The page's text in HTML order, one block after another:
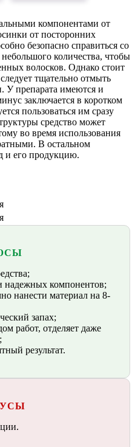
компонентами от
от посторонних
безопасно справиться со
количества, чтобы
волосков. Однако стоит
тщательно отмыть
У препарата имеются и
заключается в коротком
пользоваться им сразу
средство может
во время использования
В остальном
и его продукцию.
надежных компонентов;
нанести материал на 8-
запах;
работ, отделяет даже
результат.